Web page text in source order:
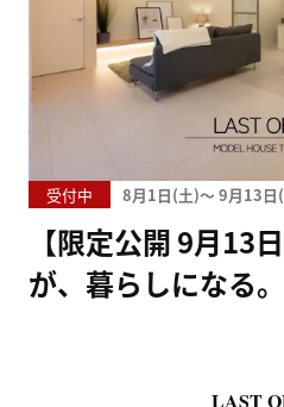
受付中 8月1日( )〜 9月13日(
【限定公開 9月13
が、暮らしになる。
LAST